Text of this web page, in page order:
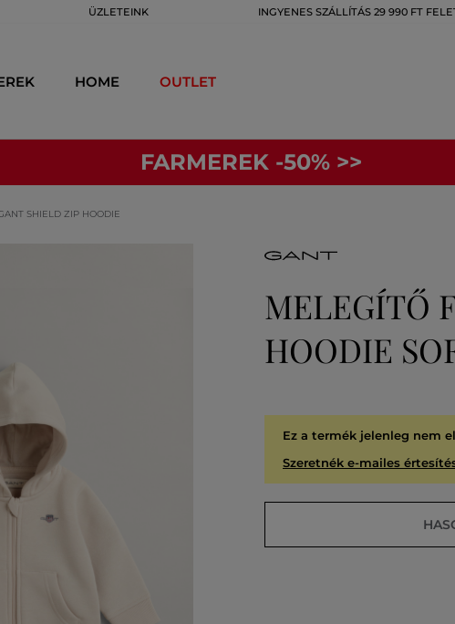
ÜZLETEINK INGYENES SZÁLLÍTÁS 29 990 FT
HOME OUTLET
FARMEREK -50% >>
SHIELD ZIP HOODIE
MELEGÍTŐ
HOODIE
Ez a termék jelenleg nem
Szeretnék e-mailes